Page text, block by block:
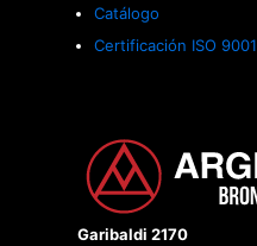
Catálogo
Certificación ISO 9001
Garibaldi 2170